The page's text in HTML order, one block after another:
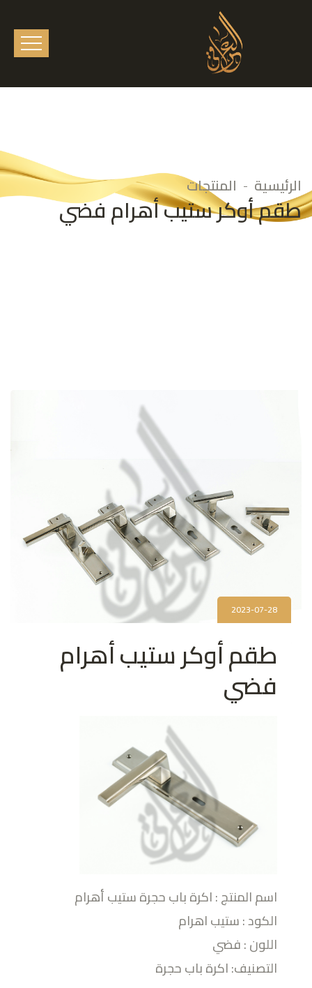
الرئيسية المنتجات
طقم أوكر ستيب أهرام فضي
2023-07-28
طقم أوكر ستيب أهرام
فضي
اسم المنتج : اكرة باب حجرة ستيب أهرام
الكود : ستيب اهرام
اللون : فضي
التصنيف: اكرة باب حجرة